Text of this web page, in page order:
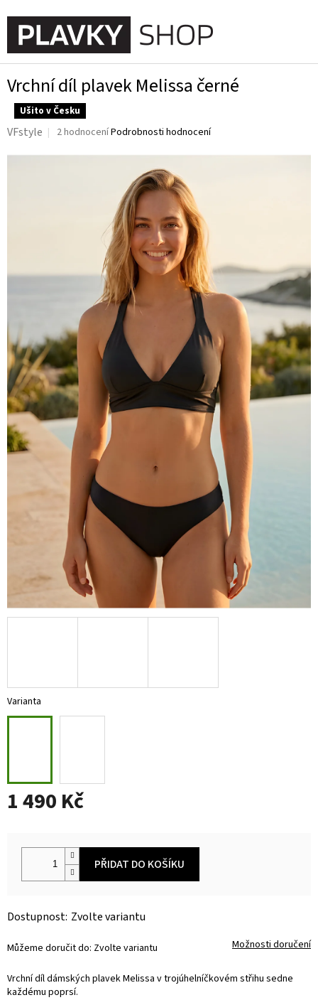
na
obsah
Vrchní díl plavek Melissa černé
Ušito v Česku
Průměrné
produktu
2 hodnoceníPodrobnosti hodnocení
VFstyle
1 490 Kč
Zvolte variantu
Můžeme doručit do: Zvolte variantu Možnosti doručení
Varianta
PŘIDAT DO KOŠÍKU
Vrchní díl dámských plavek Melissa v trojúhelníčkovém střihu sedne
každému poprsí.